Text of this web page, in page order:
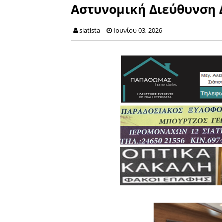
Αστυνομική Διεύθυνση
siatista Ιουνίου 03, 2026